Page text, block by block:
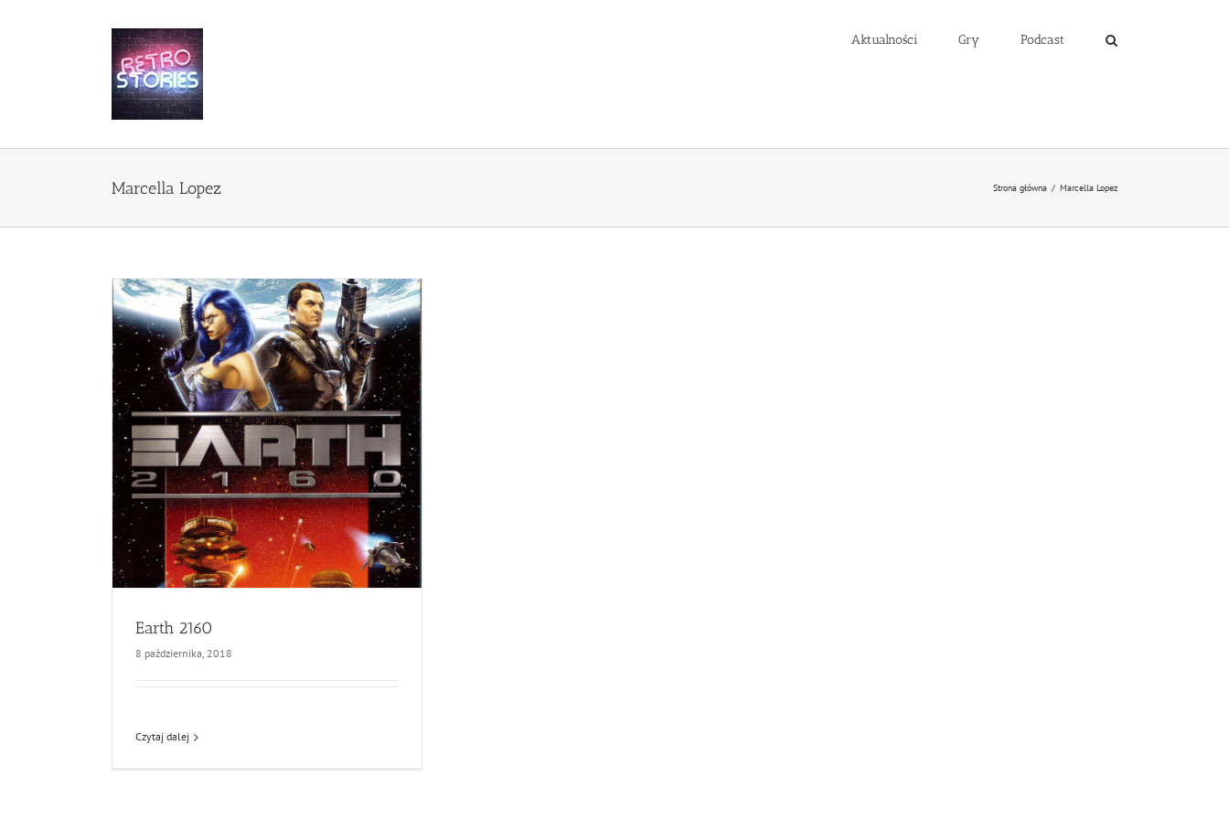
Aktualności Gry Podcast
Marcella Lopez Strona główna / Marcella Lopez
Earth 2160
8 października, 2018
Czytaj dalej